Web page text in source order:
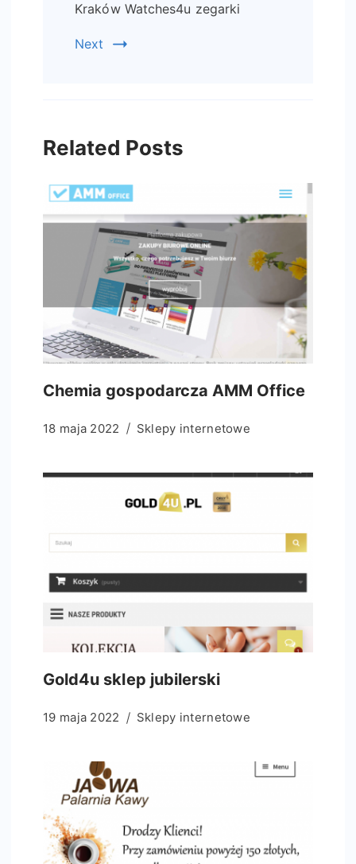
Kraków Watches4u zegarki
Next
Related Posts
Chemia gospodarcza AMM Office
18 maja 2022 Sklepy internetowe
Gold4u sklep jubilerski
19 maja 2022 Sklepy internetowe